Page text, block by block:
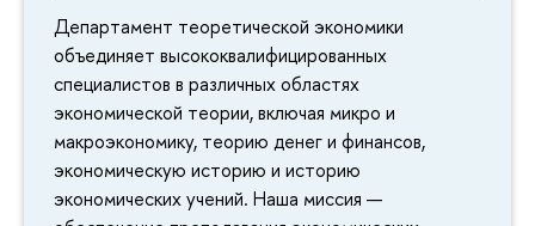
Департамент теоретической экономики
объединяет высококвалифицированных
специалистов в различных областях
экономической теории, включая микро и
макроэкономику, теорию денег и финансов,
экономическую историю и историю
экономических учений. Наша миссия —